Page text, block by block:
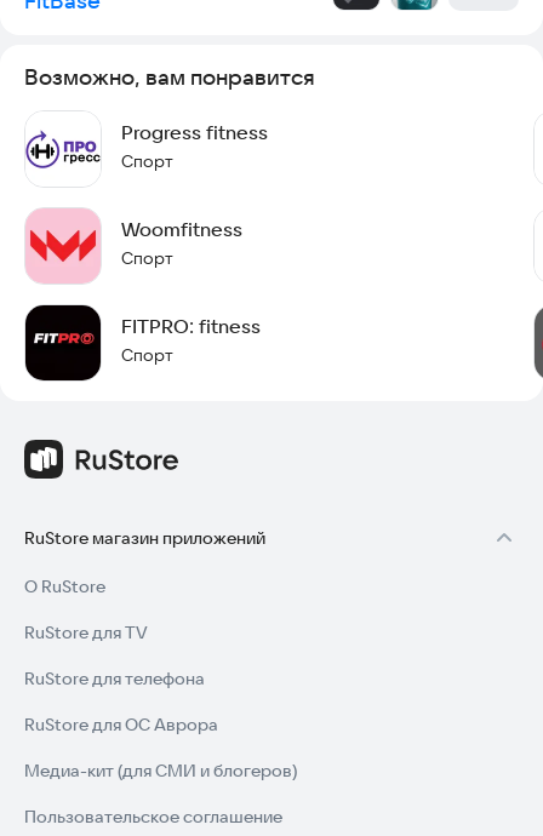
Возможно, вам понравится
Progress fitness
Спорт
Woomfitness
Спорт
FITPRO: fitness
Спорт
RuStore магазин приложений
О RuStore
RuStore для TV
RuStore для телефона
RuStore для ОС Аврора
Медиа-кит (для СМИ и блогеров)
Пользовательское соглашение